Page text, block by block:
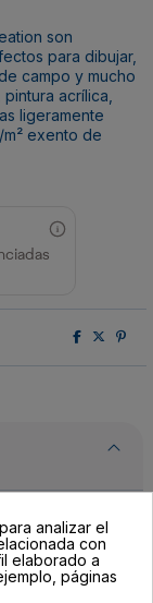
son
para dibujar,
campo y mucho
acrílica,
ligeramente
exento de
analizar el
con
elaborado a
páginas